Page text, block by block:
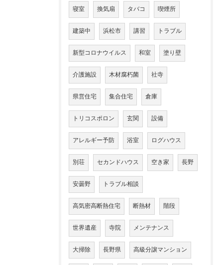
寝室 換気扇 タバコ 喫煙所
建築中 浜松市 講習 トラブル
新型コロナウイルス 和室 塗り壁
介護施設 木材腐朽菌 社寺
県営住宅 集合住宅 倉庫
トリコスポロン 玄関 設備
アレルギー予防 浴室 ログハウス
別荘 セカンドハウス 空き家 長野
安曇野 トラブル相談
高気密高断熱住宅 断熱材 階段
世界遺産 寺院 メンテナンス
大掃除 長野県 高級分譲マンション